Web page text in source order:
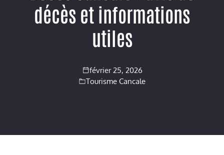
décès et informations
utiles
février 25, 2026
Tourisme Cancale